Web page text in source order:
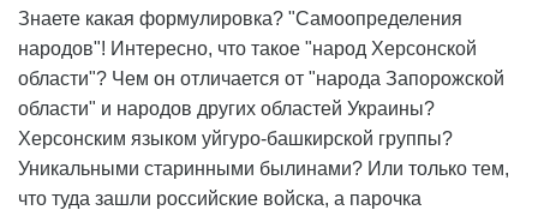
Знаете какая формулировка? "Самоопределения
народов"! Интересно, что такое "народ Херсонской
области"? Чем он отличается от "народа Запорожской
области" и народов других областей Украины?
Херсонским языком уйгуро-башкирской группы?
Уникальными старинными былинами? Или только тем,
что туда зашли российские войска, а парочка